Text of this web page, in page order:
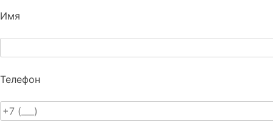
Имя
Телефон